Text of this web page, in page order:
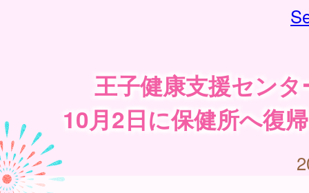
王子健康支援センタ
10月2日に保健所へ復